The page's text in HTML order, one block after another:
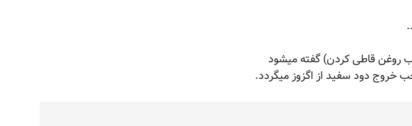
روغن قاطی کردن) گفته میشود
دود سفید از اگزوز میگردد.